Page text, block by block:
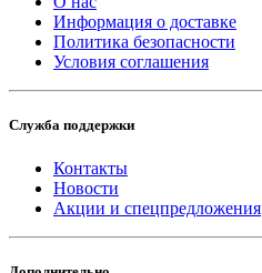
Информация о доставке
Политика безопасности
Условия соглашения
Служба поддержки
Контакты
Новости
Акции и спецпредложения